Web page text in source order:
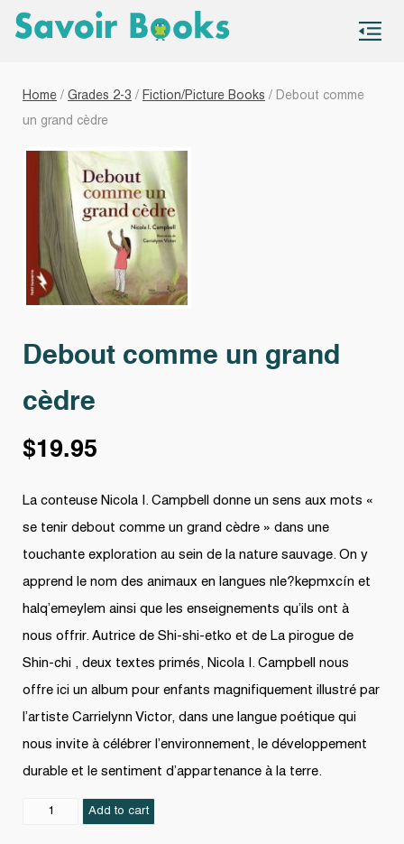
Home / Grades 2-3 / Fiction/Picture Books / Debout comme
un grand cèdre
Debout comme un grand
cèdre
$19.95
La conteuse Nicola I. Campbell donne un sens aux mots «
se tenir debout comme un grand cèdre » dans une
touchante exploration au sein de la nature sauvage. On y
apprend le nom des animaux en langues nle?kepmxcín et
halq’emeylem ainsi que les enseignements qu’ils ont à
nous offrir. Autrice de Shi-shi-etko et de La pirogue de
Shin-chi , deux textes primés, Nicola I. Campbell nous
offre ici un album pour enfants magnifiquement illustré par
l’artiste Carrielynn Victor, dans une langue poétique qui
nous invite à célébrer l’environnement, le développement
durable et le sentiment d’appartenance à la terre.
Debout
Add to cart